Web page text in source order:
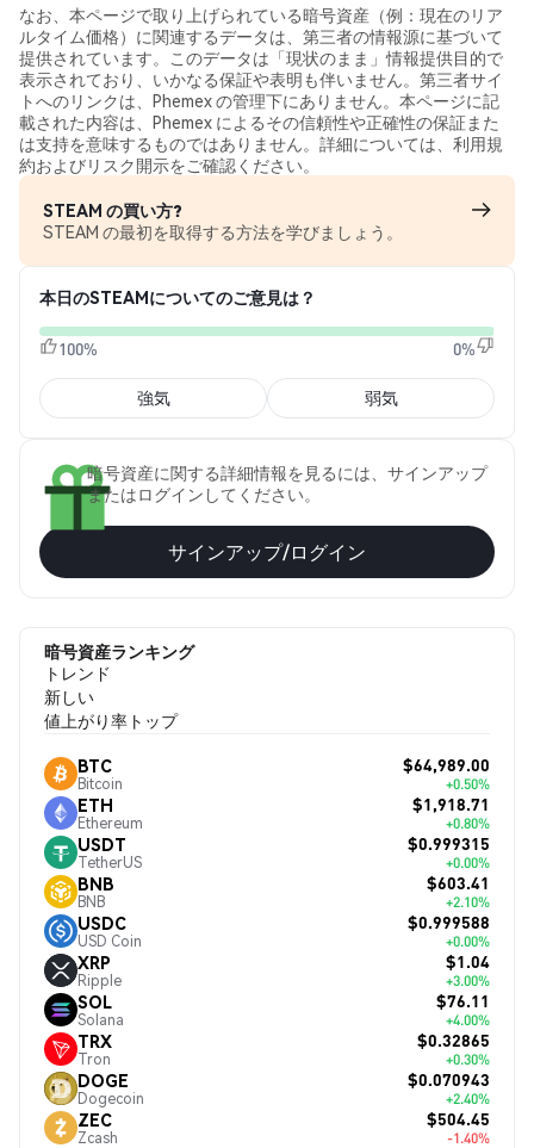
なお、本ページで取り上げられている暗号資産（例：現在のリア
ルタイム価格）に関連するデータは、第三者の情報源に基づいて
提供されています。このデータは「現状のまま」情報提供目的で
表示されており、いかなる保証や表明も伴いません。第三者サイ
トへのリンクは、Phemex の管理下にありません。本ページに記
載された内容は、Phemex によるその信頼性や正確性の保証また
は支持を意味するものではありません。詳細については、利用規
約およびリスク開示をご確認ください。
STEAM の買い方?
STEAM の最初を取得する方法を学びましょう。
本日のSTEAMについてのご意見は？
100% 0%
強気 弱気
暗号資産に関する詳細情報を見るには、サインアップ
またはログインしてください。
サインアップ/ログイン
暗号資産ランキング
トレンド
新しい
値上がり率トップ
BTC
Bitcoin
$64,989.00
+0.50%
ETH
Ethereum
$1,918.71
+0.80%
USDT
TetherUS
$0.999315
+0.00%
BNB
BNB
$603.41
+2.10%
USDC
USD Coin
$0.999588
+0.00%
XRP
Ripple
$1.04
+3.00%
SOL
Solana
$76.11
+4.00%
TRX
Tron
$0.32865
+0.30%
DOGE
Dogecoin
$0.070943
+2.40%
ZEC
Zcash
$504.45
-1.40%